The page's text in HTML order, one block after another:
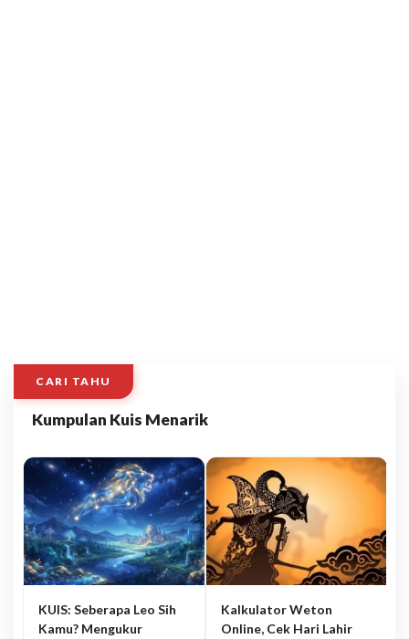
CARI TAHU
Kumpulan Kuis Menarik
KUIS: Seberapa Leo Sih
Kamu? Mengukur
Kalkulator Weton
Online, Cek Hari Lahir